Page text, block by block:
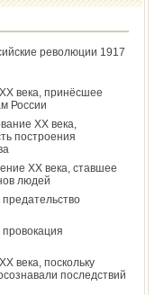
революции 1917
века, принёсшее
России
ХХ века,
построения
ХХ века, ставшее
людей
века, поскольку
последствий